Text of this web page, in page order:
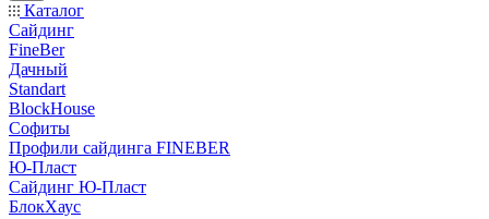
Каталог
Сайдинг
FineBer
Дачный
Standart
BlockHouse
Софиты
Профили сайдинга FINEBER
Ю-Пласт
Сайдинг Ю-Пласт
БлокХаус